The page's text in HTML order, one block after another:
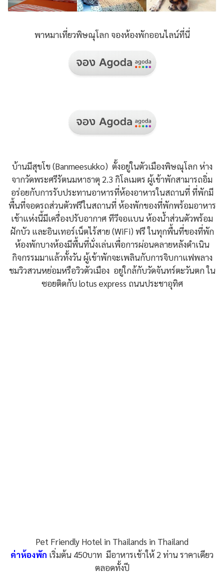
พาหมาเที่ยวพิษณุโลก จองห้องพักออนไลน์ที่นี่
บ้านมีสุขโข (Banmeesukko) ตั้งอยู่ในตัวเมืองพิษณุโลก ห่าง
จากวัดพระศรีรัตนมหาธาตุ 2.3 กิโลเมตร ผู้เข้าพักสามารถอิ่ม
อร่อยกับการรับประทานอาหารที่ห้องอาหารในสถานที่ ที่พักมี
พื้นที่จอดรถส่วนตัวฟรีในสถานที่ ห้องพักของที่พักพร้อมอาหาร
เช้าแห่งนี้มีเครื่องปรับอากาศ ทีวีจอแบน ห้องน้ำส่วนตัวพร้อม
ฝักบัว และอินเทอร์เน็ตไร้สาย (WiFi) ฟรี ในทุกพื้นที่ของที่พัก
ห้องพักบางห้องมีพื้นที่นั่งเล่นเพื่อการผ่อนคลายหลังดำเนิน
กิจกรรมมาแล้วทั้งวัน ผู้เข้าพักจะเพลินกับการจิบกาแฟพลาง
ชมวิวสวนหย่อมหรือวิวตัวเมือง อยู่ใกล้กับวัดจันทร์ตะวันตก ใน
ซอยติดกับ lotus express ถนนประชาอุทิศ
Pet Friendly Hotel in Thailands in Thailand
ค่าห้องพัก เริ่มต้น 450บาท มีอาหารเช้าให้ 2 ท่าน ราคาเดียว
ตลอดทั้งปี